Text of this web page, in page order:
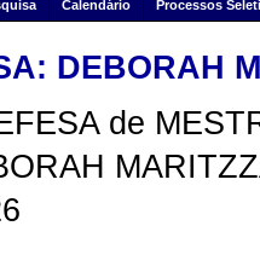
Calendário Processos
DEBORAH
de